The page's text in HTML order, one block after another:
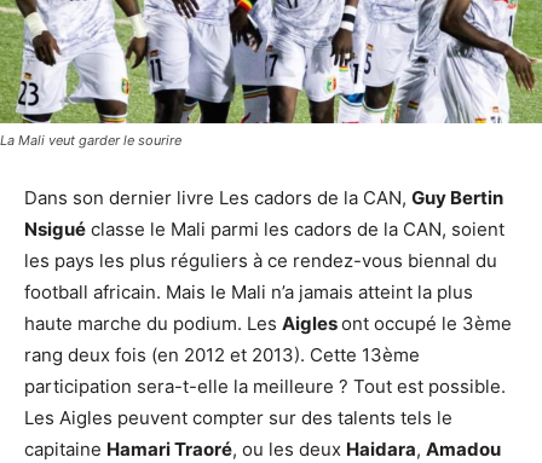
La Mali veut garder le sourire
Dans son dernier livre Les cadors de la CAN, Guy Bertin
Nsigué classe le Mali parmi les cadors de la CAN, soient
les pays les plus réguliers à ce rendez-vous biennal du
football africain. Mais le Mali n’a jamais atteint la plus
haute marche du podium. Les Aiglesont occupé le 3ème
rang deux fois (en 2012 et 2013). Cette 13ème
participation sera-t-elle la meilleure ? Tout est possible.
Les Aigles peuvent compter sur des talents tels le
capitaine Hamari Traoré, ou les deux Haidara, Amadou